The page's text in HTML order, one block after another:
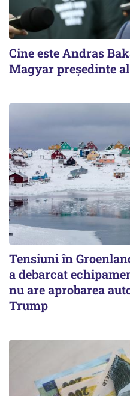
Cine este Andras
Magyar președinte
Tensiuni în
a debarcat
nu are aprobarea
Trump